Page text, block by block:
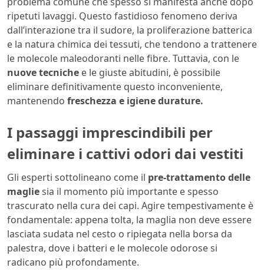
ripetuti lavaggi. Questo fastidioso fenomeno deriva
dall’interazione tra il sudore, la proliferazione batterica
e la natura chimica dei tessuti, che tendono a trattenere
le molecole maleodoranti nelle fibre. Tuttavia, con le
nuove tecniche e le giuste abitudini, è possibile
eliminare definitivamente questo inconveniente,
mantenendo freschezza e igiene durature.
I passaggi imprescindibili per
eliminare i cattivi odori dai vestiti
Gli esperti sottolineano come il pre-trattamento delle
magliesia il momento più importante e spesso
trascurato nella cura dei capi. Agire tempestivamente è
fondamentale: appena tolta, la maglia non deve essere
lasciata sudata nel cesto o ripiegata nella borsa da
palestra, dove i batteri e le molecole odorose si
radicano più profondamente.